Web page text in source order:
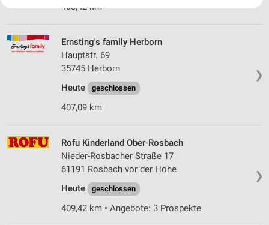
403,42 km
❯
Ernsting's family Herborn
Hauptstr. 69
35745 Herborn
Heute
geschlossen
407,09 km
❯
Rofu Kinderland Ober-Rosbach
Nieder-Rosbacher Straße 17
61191 Rosbach vor der Höhe
Heute
geschlossen
409,42 km • Angebote: 3 Prospekte
Website/App.
Wir nutzen Ihre Daten für folgende Zwecke:
IAB-Verarbeitungszwecke:
auf einem Endgerät
Verwendung reduzierter Daten zur Auswahl von
Erstellung von Profilen für personalisierte
personalisierter Werbung
Erstellung von Profilen zur Personalisierung